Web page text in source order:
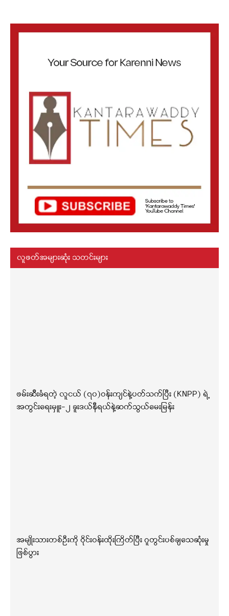
လူဖတ်အများဆုံး သတင်းများ
ဖမ်းဆီးခံရတဲ့ လူငယ် (၇၀)ဝန်းကျင်နဲ့ပတ်သက်ပြီး (KNPP) ရဲ့
အတွင်းရေးမှူး-၂ ခူးဒယ်နီရယ်နဲ့ဆက်သွယ်မေးမြန်း
အမျိုးသားတစ်ဦးကို ဝိုင်းဝန်းထိုးကြိတ်ပြီး ဂူတွင်းပစ်ချသေဆုံးမှု
ဖြစ်ပွား